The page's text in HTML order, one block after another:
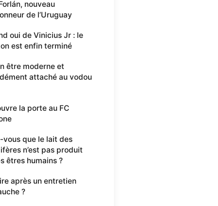
nouveau
de l’Uruguay
oui de Vinicius Jr : le
est enfin terminé
être moderne et
attaché au vodou
la porte au FC
vous que le lait des
n’est pas produit
êtres humains ?
après un entretien
?